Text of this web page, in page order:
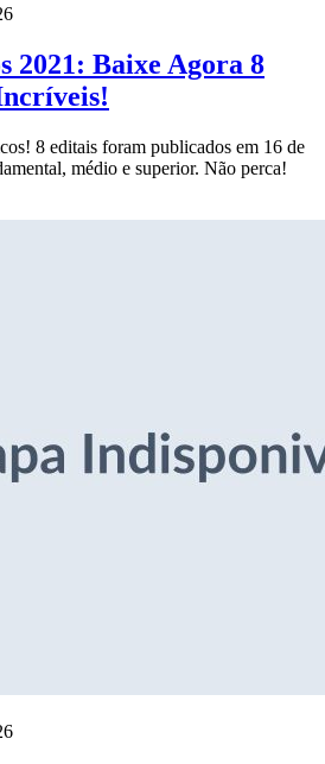
2021: Baixe Agora 8
8 editais foram publicados em 16 de
médio e superior. Não perca!